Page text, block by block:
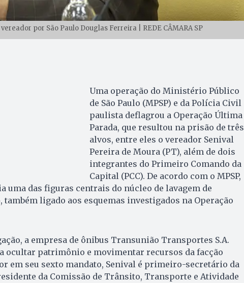
por São Paulo Douglas Ferreira | REDE CÂMARA SP
Uma operação do Ministério Público
de São Paulo (MPSP) e da Polícia Civil
paulista deflagrou a Operação Última
Parada, que resultou na prisão de três
alvos, entre eles o vereador Senival
Pereira de Moura (PT), além de dois
integrantes do Primeiro Comando da
Capital (PCC). De acordo com o MPSP,
uma das figuras centrais do núcleo de lavagem de
também ligado aos esquemas investigados na Operação
a empresa de ônibus Transunião Transportes S.A.
ocultar patrimônio e movimentar recursos da facção
em seu sexto mandato, Senival é primeiro-secretário da
da Comissão de Trânsito, Transporte e Atividade